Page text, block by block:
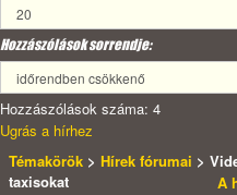
Hozzászólások sorrendje:
Hozzászólások száma: 4
Ugrás a hírhez
Témakörök > Hírek fórumai >
taxisokat
A